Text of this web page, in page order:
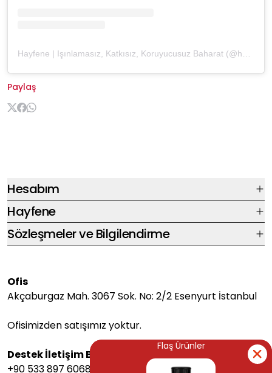
Paylaş
Hesabım
Hayfene
Sözleşmeler ve Bilgilendirme
Ofis
Akçaburgaz Mah. 3067 Sok. No: 2/2 Esenyurt İstanbul
Ofisimizden satışımız yoktur.
Destek İletişim Bilgileri
+90 533 897 6068
Flaş Ürünler
Flaş Ürünler